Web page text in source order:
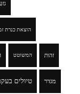
הוצאת כנרת
המשוטט זהות
טיולים מגדר